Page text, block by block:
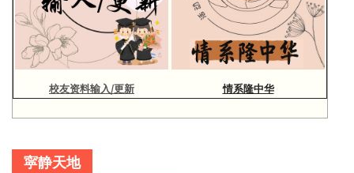
校友资料输入/更新 情系隆中华
寜静天地